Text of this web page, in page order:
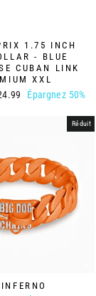
1.75 INCH
- BLUE
CUBAN LINK
XXL
Épargnez 50%
Réduit